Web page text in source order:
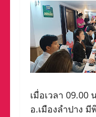
เมื่อเวลา
อ.เมืองลำปาง